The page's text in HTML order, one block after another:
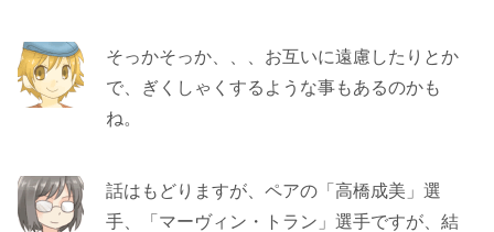
そっかそっか、、、お互いに遠慮したりとか
で、ぎくしゃくするような事もあるのかも
ね。
話はもどりますが、ペアの「高橋成美」選
手、「マーヴィン・トラン」選手ですが、結